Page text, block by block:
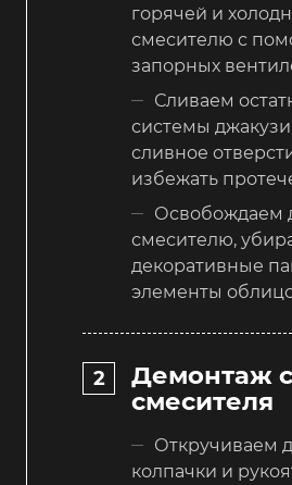
горячей и
смесителю с
запорных
Сливаем
системы
сливное
избежать
Освобождаем
смесителю,
декоративные
элементы
Демонтаж
смесителя
Откручиваем
колпачки и